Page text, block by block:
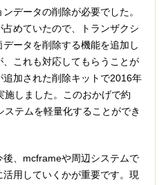
データの削除が必要でした。
めていたので、トランザクシ
ータを削除する機能を追加し
これも対応してもらうことが
加された削除キットで2016年
施しました。このおかげで約
テムを軽量化することができ
、mcframeや周辺システムで
用していくかが重要です。現